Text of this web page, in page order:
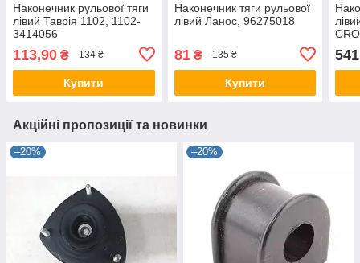
Наконечник рульової тяги
лівий Таврія 1102, 1102-
3414056
113,90 ₴ 134 ₴
Купити
Наконечник тяги рульової
лівий Ланос, 96275018
81₴ 135 ₴
Купити
541
Акційні пропозиції та новинки
–20% –20%